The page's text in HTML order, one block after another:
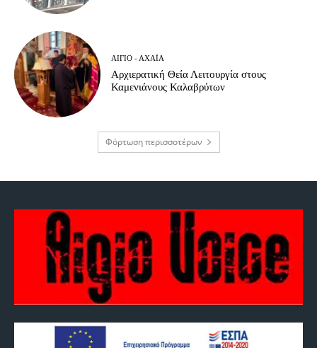
ΑΊΓΙΟ - ΑΧΑΪ́Α
Αρχιερατική Θεία Λειτουργία στους
Καμενιάνους Καλαβρύτων
Φόρτωση περισσοτέρων